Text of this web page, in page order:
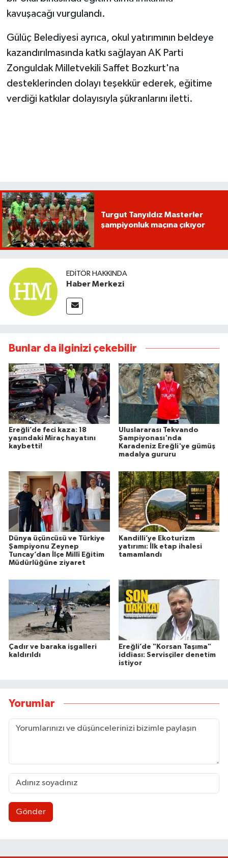
kavuşacağı vurgulandı.
Gülüç Belediyesi ayrıca, okul yatırımının beldeye
kazandırılmasında katkı sağlayan AK Parti
Zonguldak Milletvekili Saffet Bozkurt'na
desteklerinden dolayı teşekkür ederek, eğitime
verdiği katkılar dolayısıyla şükranlarını iletti.
Turgut Tanyıldız Masterler
şampiyonluk maçına çıkıyor
EDITÖR HAKKINDA
Haber Merkezi
Bunlar da ilginizi çekebilir
Ereğli’de feci kaza: 18
yaşındaki Miraç hayatını
kaybetti!
Uluslararası Tekvando
Şampiyonası'nda
Karadeniz Ereğli'ye gümüş
madalya gururu
Dünya üçüncüsü ve Türkiye
Şampiyonu Zeynep
Tuncay’dan İlçe Millî Eğitim
Müdürlüğüne ziyaret
Kandilli’ye Ekoturizm
yatırımı: İlk etap ihalesi
tamamlandı
Çadır ve baraka işgalleri
kaldırıldı
Ereğli’de "Korsan Taşıma"
iddiası: Servisçiler denetim
istiyor
Yorumlar
Gönder
23:02 |Ereğli’de feci kaza: 18 yaşındaki Miraç